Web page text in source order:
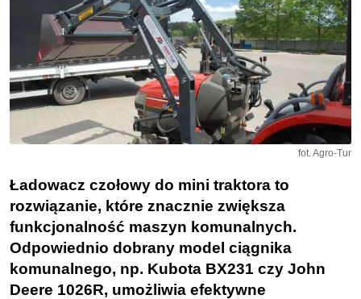
fot. Agro-Tur
Ładowacz czołowy do mini traktora to
rozwiązanie, które znacznie zwiększa
funkcjonalność maszyn komunalnych.
Odpowiednio dobrany model ciągnika
komunalnego, np. Kubota BX231 czy John
Deere 1026R, umożliwia efektywne